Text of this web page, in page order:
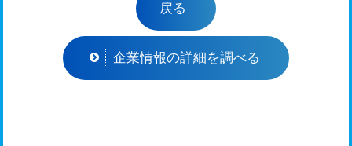
戻る
企業情報の詳細を調べる